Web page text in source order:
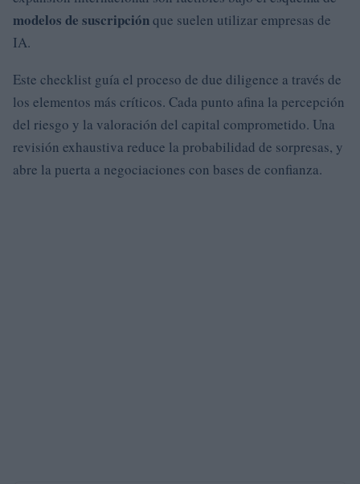
modelos de suscripciónque suelen utilizar empresas de
IA.
Este checklist guía el proceso de due diligence a través de
los elementos más críticos. Cada punto afina la percepción
del riesgo y la valoración del capital comprometido. Una
revisión exhaustiva reduce la probabilidad de sorpresas, y
abre la puerta a negociaciones con bases de confianza.